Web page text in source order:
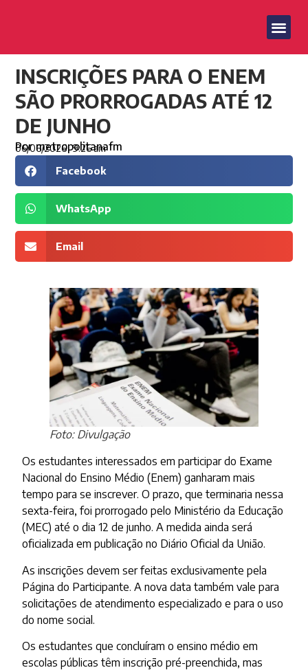
INSCRIÇÕES PARA O ENEM
SÃO PRORROGADAS ATÉ 12
DE JUNHO
Pormetropolitanafm
06/06/2026 9:26 am
Facebook
WhatsApp
Email
Foto: Divulgação
Os estudantes interessados em participar do Exame
Nacional do Ensino Médio (Enem) ganharam mais
tempo para se inscrever. O prazo, que terminaria nessa
sexta-feira, foi prorrogado pelo Ministério da Educação
(MEC) até o dia 12 de junho. A medida ainda será
oficializada em publicação no Diário Oficial da União.
As inscrições devem ser feitas exclusivamente pela
Página do Participante. A nova data também vale para
solicitações de atendimento especializado e para o uso
do nome social.
Os estudantes que concluíram o ensino médio em
escolas públicas têm inscrição pré-preenchida, mas